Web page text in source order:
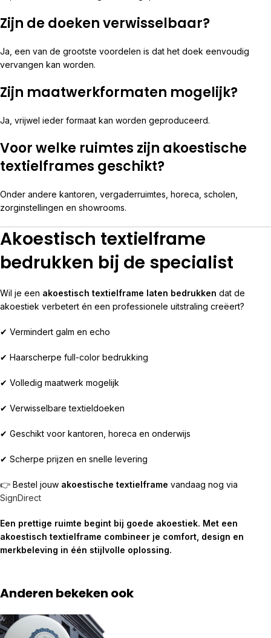
Zijn de doeken verwisselbaar?
Ja, een van de grootste voordelen is dat het doek eenvoudig
vervangen kan worden.
Zijn maatwerkformaten mogelijk?
Ja, vrijwel ieder formaat kan worden geproduceerd.
Voor welke ruimtes zijn akoestische
textielframes geschikt?
Onder andere kantoren, vergaderruimtes, horeca, scholen,
zorginstellingen en showrooms.
Akoestisch textielframe
bedrukken bij de specialist
Wil je een akoestisch textielframe laten bedrukken dat de
akoestiek verbetert én een professionele uitstraling creëert?
✔ Vermindert galm en echo
✔ Haarscherpe full-color bedrukking
✔ Volledig maatwerk mogelijk
✔ Verwisselbare textieldoeken
✔ Geschikt voor kantoren, horeca en onderwijs
✔ Scherpe prijzen en snelle levering
👉 Bestel jouw akoestische textielframe vandaag nog via
SignDirect
Een prettige ruimte begint bij goede akoestiek. Met een
akoestisch textielframe combineer je comfort, design en
merkbeleving in één stijlvolle oplossing.
Anderen bekeken ook